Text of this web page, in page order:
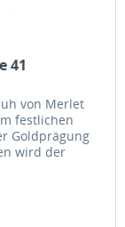
41
von Merlet
festlichen
Goldprägung
wird der